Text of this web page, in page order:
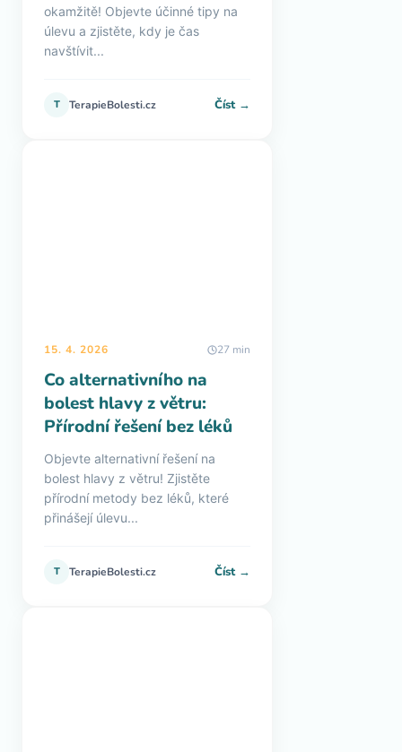
okamžitě! Objevte účinné tipy na
úlevu a zjistěte, kdy je čas
navštívit...
T TerapieBolesti.cz Číst →
15. 4. 2026 27 min
Co alternativního na
bolest hlavy z větru:
Přírodní řešení bez léků
Objevte alternativní řešení na
bolest hlavy z větru! Zjistěte
přírodní metody bez léků, které
přinášejí úlevu...
T TerapieBolesti.cz Číst →